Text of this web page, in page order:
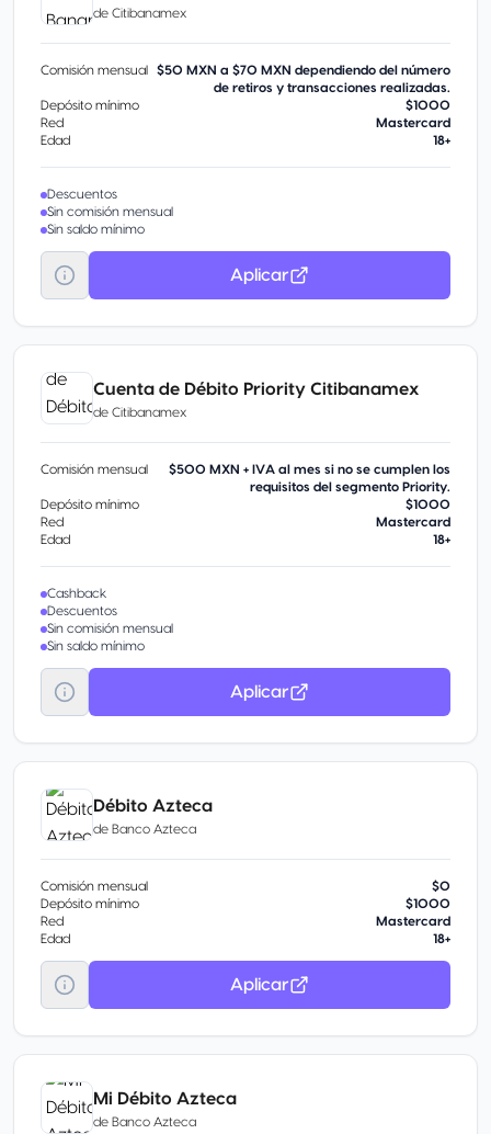
de Citibanamex
Comisión mensual
$50 MXN a $70 MXN dependiendo del número
de retiros y transacciones realizadas.
Depósito mínimo
$1000
Red
Mastercard
Edad
18+
Descuentos
Sin comisión mensual
Sin saldo mínimo
Aplicar
Cuenta de Débito Priority Citibanamex
de Citibanamex
Comisión mensual
$500 MXN + IVA al mes si no se cumplen los
requisitos del segmento Priority.
Depósito mínimo
$1000
Red
Mastercard
Edad
18+
Cashback
Descuentos
Sin comisión mensual
Sin saldo mínimo
Aplicar
Débito Azteca
de Banco Azteca
Comisión mensual
$0
Depósito mínimo
$1000
Red
Mastercard
Edad
18+
Aplicar
Mi Débito Azteca
de Banco Azteca